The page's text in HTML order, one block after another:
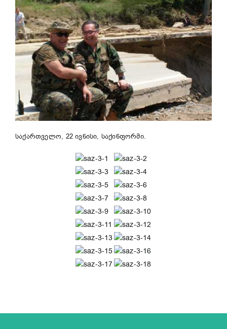
საქართველო, 22 ივნისი, საქინფორმი.